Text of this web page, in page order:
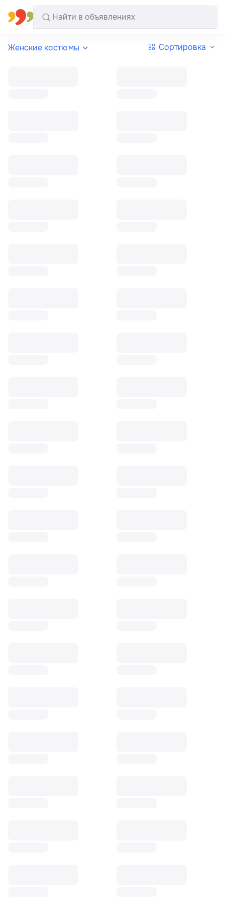
Все регионы Русский
Женские костюмы Сортировка